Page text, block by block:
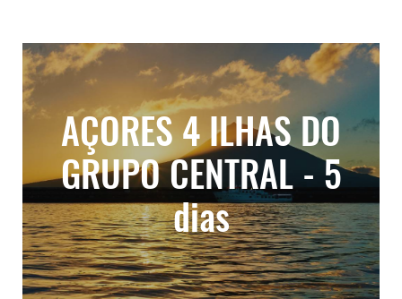
AÇORES 4 ILHAS DO
GRUPO CENTRAL - 5
dias